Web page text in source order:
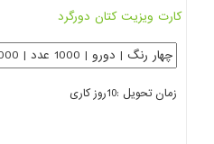
کارت ویزیت کتان دورگرد
زمان تحویل :10روز کاری